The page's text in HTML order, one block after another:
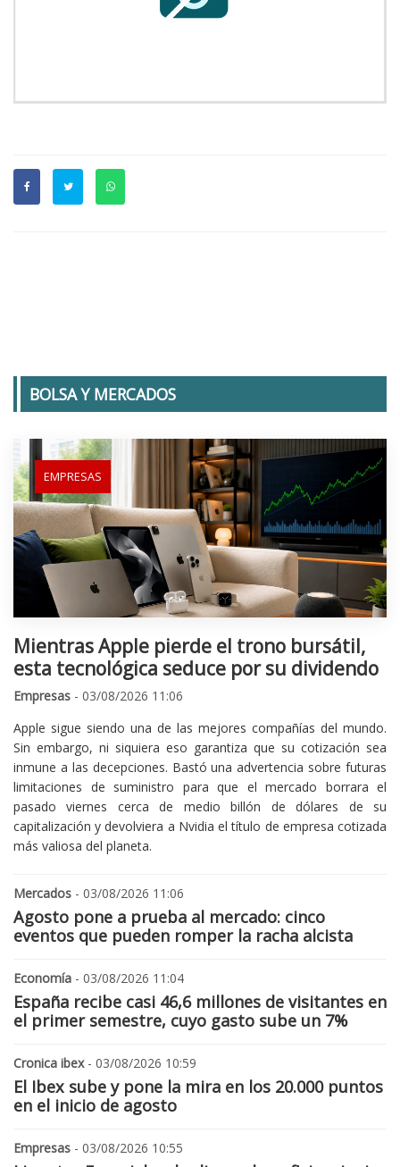
BOLSA Y MERCADOS
EMPRESAS
Mientras Apple pierde el trono bursátil,
esta tecnológica seduce por su dividendo
Empresas - 03/08/2026 11:06
Apple sigue siendo una de las mejores compañías del mundo.
Sin embargo, ni siquiera eso garantiza que su cotización sea
inmune a las decepciones. Bastó una advertencia sobre futuras
limitaciones de suministro para que el mercado borrara el
pasado viernes cerca de medio billón de dólares de su
capitalización y devolviera a Nvidia el título de empresa cotizada
más valiosa del planeta.
Mercados - 03/08/2026 11:06
Agosto pone a prueba al mercado: cinco
eventos que pueden romper la racha alcista
Economía - 03/08/2026 11:04
España recibe casi 46,6 millones de visitantes en
el primer semestre, cuyo gasto sube un 7%
Cronica ibex- 03/08/2026 10:59
El Ibex sube y pone la mira en los 20.000 puntos
en el inicio de agosto
Empresas - 03/08/2026 10:55